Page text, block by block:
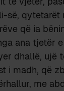
së, qytetarët
që ia
ana tjetër
dhallë, ujë
i madh, që
me